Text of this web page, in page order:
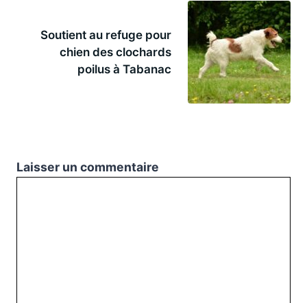
Soutient au refuge pour
chien des clochards
poilus à Tabanac
Laisser un commentaire